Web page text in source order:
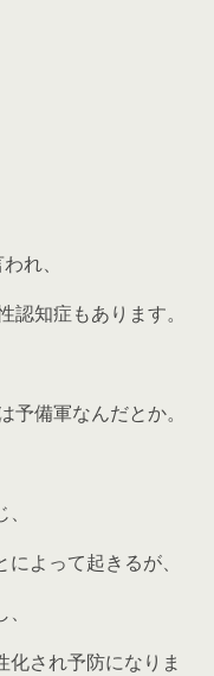
れ、
知症もあります。
備軍なんだとか。
よって起きるが、
され予防になりま